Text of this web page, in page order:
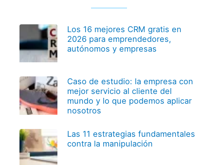
Los 16 mejores CRM gratis en
2026 para emprendedores,
autónomos y empresas
Caso de estudio: la empresa con
mejor servicio al cliente del
mundo y lo que podemos aplicar
nosotros
Las 11 estrategias fundamentales
contra la manipulación